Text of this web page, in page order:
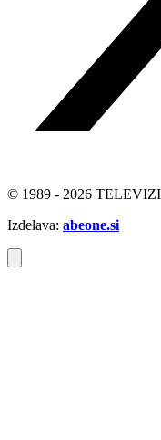
© 1989 - 2026
Izdelava: abeone.si